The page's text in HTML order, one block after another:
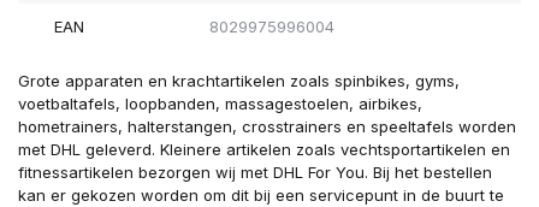
EAN 8029975996004
Grote apparaten en krachtartikelen zoals spinbikes, gyms,
voetbaltafels, loopbanden, massagestoelen, airbikes,
hometrainers, halterstangen, crosstrainers en speeltafels worden
met DHL geleverd. Kleinere artikelen zoals vechtsportartikelen en
fitnessartikelen bezorgen wij met DHL For You. Bij het bestellen
kan er gekozen worden om dit bij een servicepunt in de buurt te